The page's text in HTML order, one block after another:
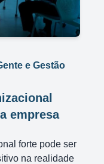
e Gestão
empresa
forte pode ser
na realidade